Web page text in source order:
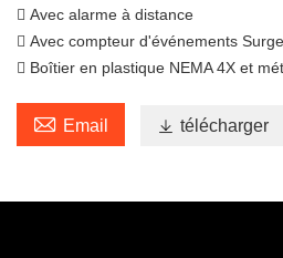
 Avec alarme à distance
 Avec compteur d'événements Surge
 Boîtier en plastique NEMA 4X et
 Email  télécharger